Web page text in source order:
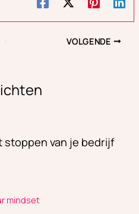
VOLGENDE
stoppen van je bedrijf